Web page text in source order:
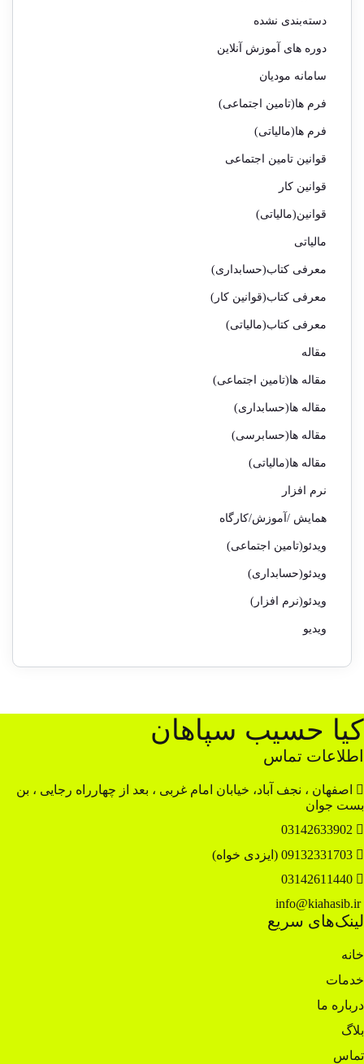
دسته‌بندی نشده
دوره های آموزش آنلاین
سامانه مودیان
فرم ها(تامین اجتماعی)
فرم ها(مالیاتی)
قوانین تامین اجتماعی
قوانین کار
قوانین(مالیاتی)
مالیاتی
معرفی کتاب(حسابداری)
معرفی کتاب(قوانین کار)
معرفی کتاب(مالیاتی)
مقاله
مقاله ها(تامین اجتماعی)
مقاله ها(حسابداری)
مقاله ها(حسابرسی)
مقاله ها(مالیاتی)
نرم افزار
همایش /آموزش/کارگاه
ویدئو(تامین اجتماعی)
ویدئو(حسابداری)
ویدئو(نرم افزار)
ویدیو
کیا حسیب سپاهان
اطلاعات تماس
اصفهان ، نجف آباد، خیابان امام غربی ، بعد از چهارراه رجایی ، بن
بست جوان
03142633902
09132331703 (ایزدی خواه)
03142611440
info@kiahasib.ir
لینک‌های سریع
خانه
خدمات
درباره ما
بلاگ
تماس